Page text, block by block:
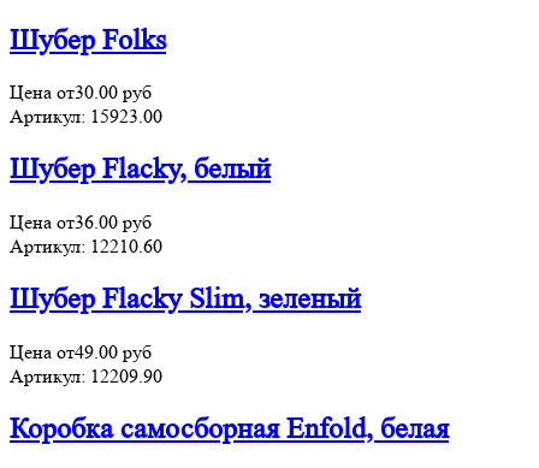
Шубер Folks
Цена от30.00 руб
Артикул: 15923.00
Шубер Flacky, белый
Цена от36.00 руб
Артикул: 12210.60
Шубер Flacky Slim, зеленый
Цена от49.00 руб
Артикул: 12209.90
Коробка самосборная Enfold, белая